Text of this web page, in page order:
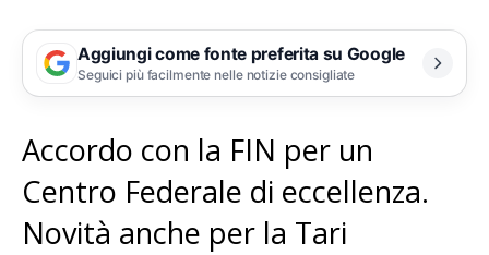
Aggiungi come fonte preferita su Google
Seguici più facilmente nelle notizie consigliate
Accordo con la FIN per un
Centro Federale di eccellenza.
Novità anche per la Tari